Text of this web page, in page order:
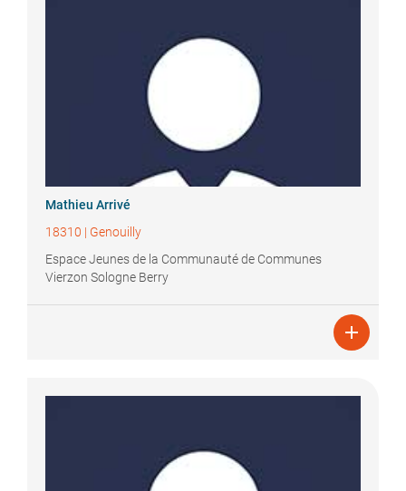
Mathieu Arrivé
18310 | Genouilly
Espace Jeunes de la Communauté de Communes
Vierzon Sologne Berry
